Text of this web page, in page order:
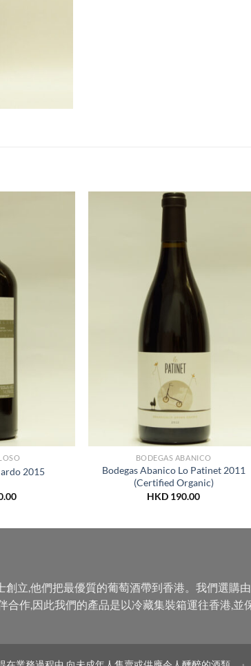
2015
BODEGAS ABANICO
Bodegas Abanico Lo Patinet 2011
(Certified Organic)
HKD 190.00
立,他們把最優質的葡萄酒帶到香港。我們選購
作,因此我們的產品是以冷藏集裝箱運往香港,並